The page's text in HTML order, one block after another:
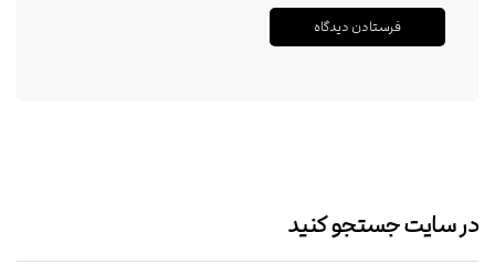
در سایت جستجو کنید